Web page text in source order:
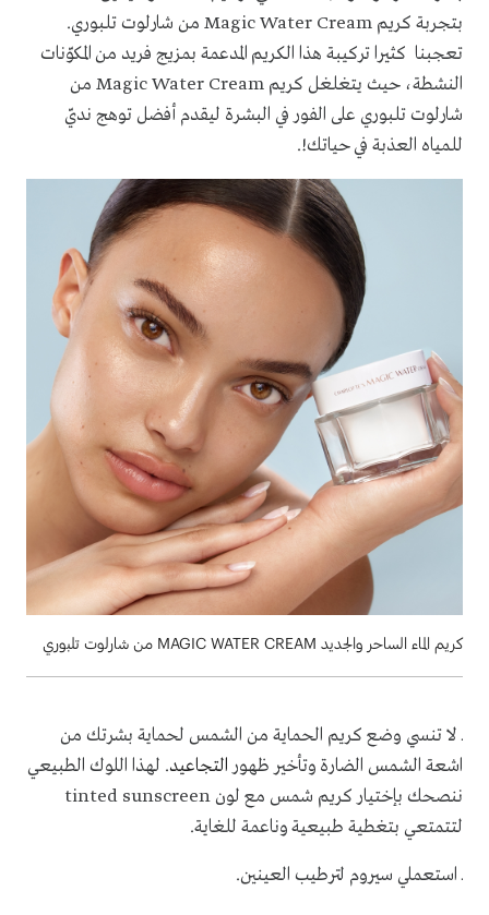
بتجربة كريم Magic Water Cream من شارلوت تلبوري.
تعجبنا كثيرا تركيبة هذا الكريم المدعمة بمزيج فريد من المكوّنات
النشطة، حيث يتغلغل كريم Magic Water Cream من
شارلوت تلبوري على الفور في البشرة ليقدم أفضل توهج نديّ
للمياه العذبة في حياتك!.
كريم الماء الساحر والجديد MAGIC WATER CREAM من شارلوت تلبوري
ـ لا تنسي وضع كريم الحماية من الشمس لحماية بشرتك من
اشعة الشمس الضارة وتأخير ظهور التجاعيد. لهذا اللوك الطبيعي
ننصحك بإختيار كريم شمس مع لون tinted sunscreen
لتتمتعي بتغطية طبيعية وناعمة للغاية.
ـ استعملي سيروم لترطيب العينين.